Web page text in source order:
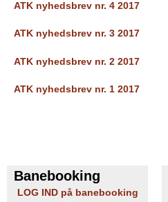
ATK nyhedsbrev nr. 4 2017
ATK nyhedsbrev nr. 3 2017
ATK nyhedsbrev nr. 2 2017
ATK nyhedsbrev nr. 1 2017
Banebooking
LOG IND på banebooking